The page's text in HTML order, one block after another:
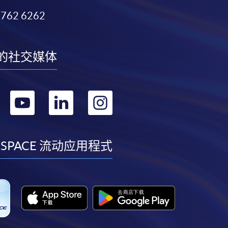
6262
社交媒体
转
youtube
转
linkedin
转
instagram
流动应用程式